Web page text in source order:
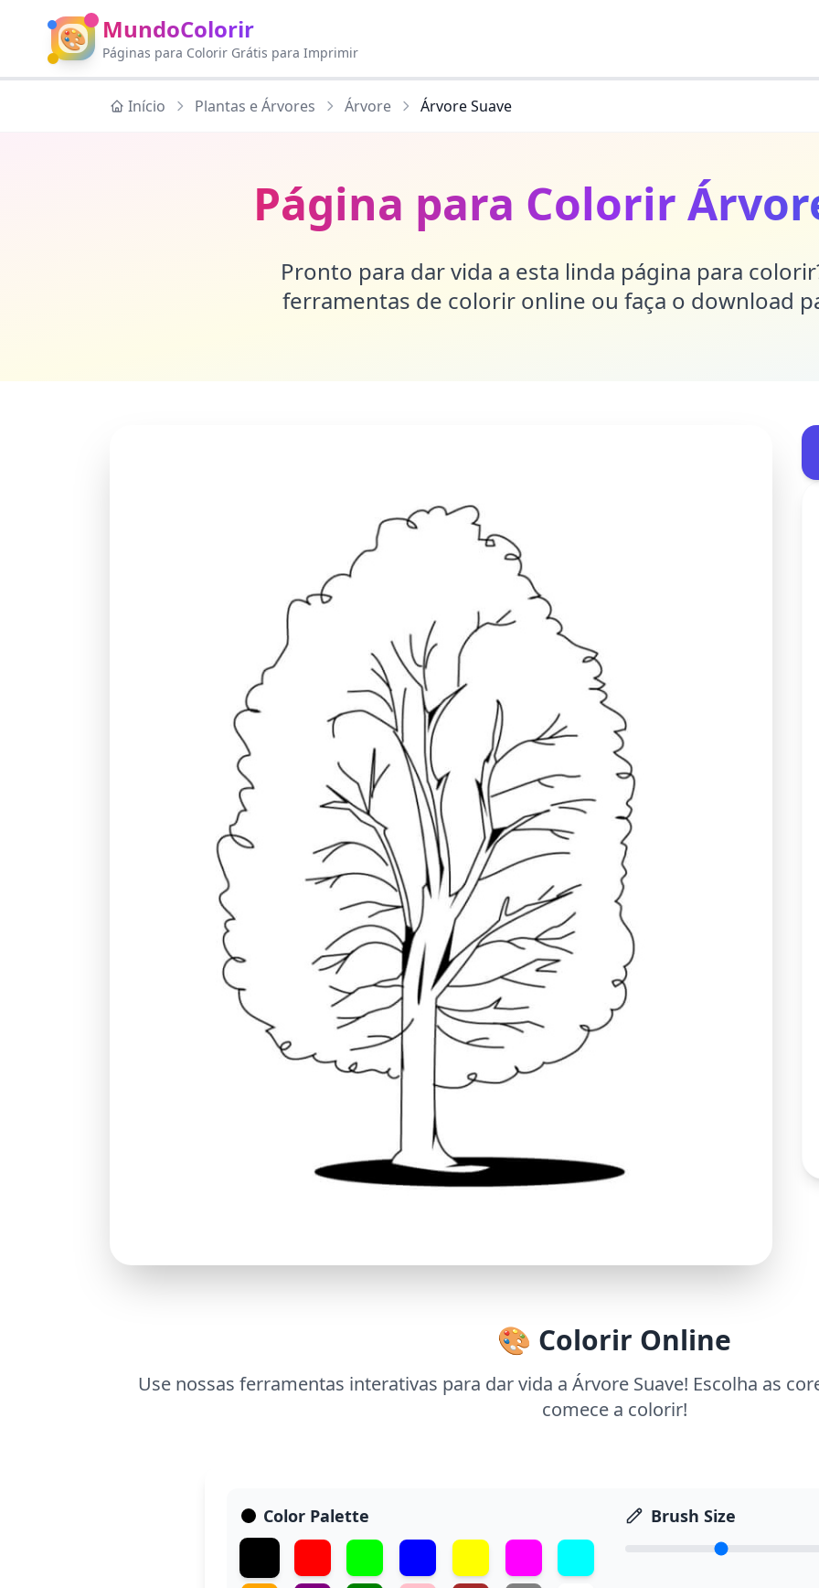
🎨 MundoColorir
Páginas para Colorir Grátis para Imprimir
Início Plantas e Árvores Árvore Árvore Suave
Página para Colorir
Pronto para dar vida a esta linda página para
ferramentas de colorir online ou faça o download
🎨 Colorir Online
Use nossas ferramentas interativas para dar vida a Árvore Suave! Escolha as
comece a colorir!
Color Palette Brush Size